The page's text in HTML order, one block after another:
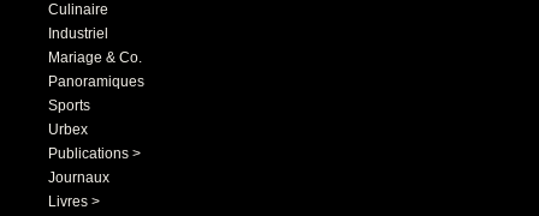
Culinaire
Industriel
Mariage & Co.
Panoramiques
Sports
Urbex
Publications >
Journaux
Livres >